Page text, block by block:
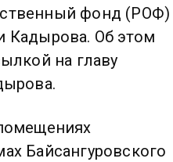
фонд (РОФ)
Кадырова. Об этом
на главу
Байсангуровского